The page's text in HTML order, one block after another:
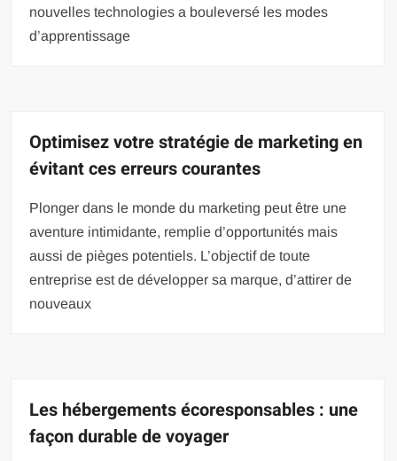
nouvelles technologies a bouleversé les modes
d’apprentissage
Optimisez votre stratégie de marketing en
évitant ces erreurs courantes
Plonger dans le monde du marketing peut être une
aventure intimidante, remplie d’opportunités mais
aussi de pièges potentiels. L’objectif de toute
entreprise est de développer sa marque, d’attirer de
nouveaux
Les hébergements écoresponsables : une
façon durable de voyager